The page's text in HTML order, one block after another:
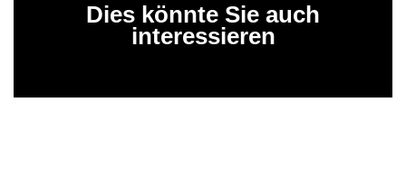
Dies könnte Sie auch
interessieren